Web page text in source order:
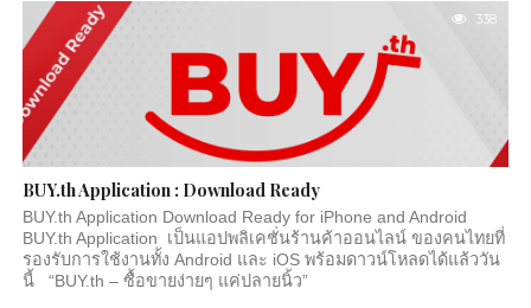
ค้นพบซากไดโนเสาร์ชิ้นสำคัญเป็นครั้งแรกของประเทศไทย นำไปสู่
การเปลี่ยนแปลงองค์ความรู้ด้านธรณีวิทยาและบรรพชีวินวิทยาของ
ประเทศอย่างสิ้นเชิง การค้นพบที่เปลี่ยนหน้าประวัติศาสตร์ไทย เรื่อง
ราวเริ่มต้นในปี พ.ศ. 2519...
338
BUY.th Application : Download Ready
BUY.th Application Download Ready for iPhone and Android
BUY.th Application เป็นแอปพลิเคชั่นร้านค้าออนไลน์ ของคนไทยที่
รองรับการใช้งานทั้ง Android และ iOS พร้อมดาวน์โหลดได้แล้ววัน
นี้ “BUY.th – ซื้อขายง่ายๆ แค่ปลายนิ้ว”